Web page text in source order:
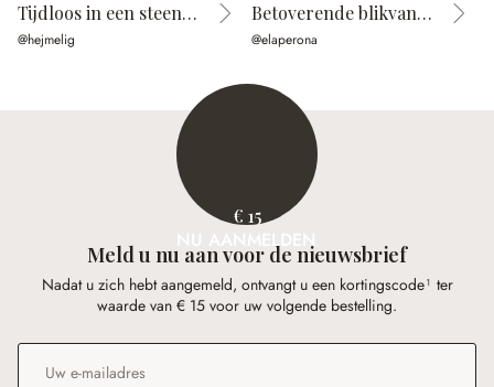
Tijdloos in een steenlook
@hejmelig
Betoverende blikvanger
@elaperona
€ 15
NU AANMELDEN
Meld u nu aan voor de nieuwsbrief
Nadat u zich hebt aangemeld, ontvangt u een kortingscode¹ ter
waarde van € 15 voor uw volgende bestelling.
E-mailadres